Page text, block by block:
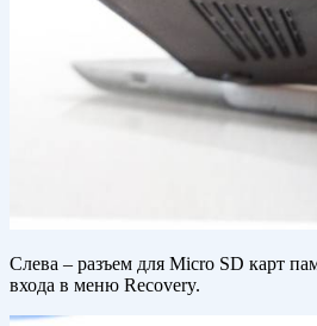
Слева – разъем для Micro SD карт
входа в меню Recovery.